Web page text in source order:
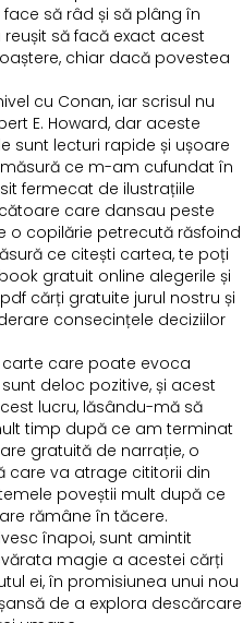
să râd și să plâng în
să facă exact acest
chiar dacă povestea
cu Conan, iar scrisul nu
E. Howard, dar aceste
sunt lecturi rapide și ușoare
ce m-am cufundat în
fermecat de ilustrațiile
care dansau peste
o copilărie petrecută răsfoind
ce citești cartea, te poți
gratuit online alegerile și
cărți gratuite jurul nostru și
consecințele deciziilor
care poate evoca
deloc pozitive, și acest
lucru, lăsându-mă să
timp după ce am terminat
gratuită de narrație, o
care va atrage cititorii din
poveștii mult după ce
rămâne în tăcere.
înapoi, sunt amintit
magie a acestei cărți
ei, în promisiunea unui nou
de a explora descărcare